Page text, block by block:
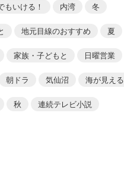
もいける！ 内湾 冬
地元目線のおすすめ 夏
家族・子どもと 日曜営業
朝ドラ 気仙沼 海が見える
秋 連続テレビ小説